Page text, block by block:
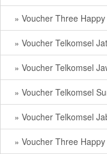
» Voucher Three
» Voucher Telkomsel
» Voucher Telkomsel
» Voucher Telkomsel
» Voucher Telkomsel
» Voucher Three